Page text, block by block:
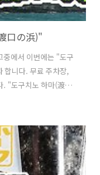
口の浜)"
중에서 이번에는 "도구
합니다. 무료 주차장,
. "도구치노 하마(渡口
데, 일부 비치는 유료
않으나 주차시설은 있
없는 비치도 있습니다
과 화장실이 있습니